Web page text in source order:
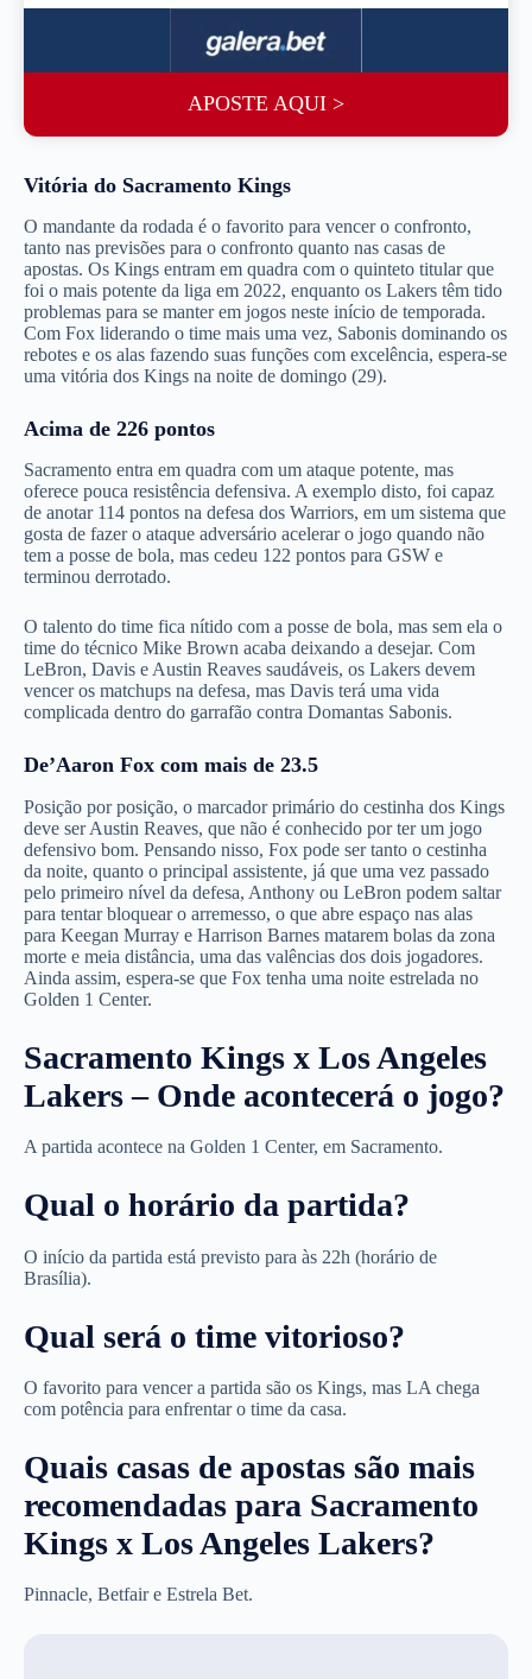
APOSTE AQUI >
Vitória do Sacramento Kings
O mandante da rodada é o favorito para vencer o confronto,
tanto nas previsões para o confronto quanto nas casas de
apostas. Os Kings entram em quadra com o quinteto titular que
foi o mais potente da liga em 2022, enquanto os Lakers têm tido
problemas para se manter em jogos neste início de temporada.
Com Fox liderando o time mais uma vez, Sabonis dominando os
rebotes e os alas fazendo suas funções com excelência, espera-se
uma vitória dos Kings na noite de domingo (29).
Acima de 226 pontos
Sacramento entra em quadra com um ataque potente, mas
oferece pouca resistência defensiva. A exemplo disto, foi capaz
de anotar 114 pontos na defesa dos Warriors, em um sistema que
gosta de fazer o ataque adversário acelerar o jogo quando não
tem a posse de bola, mas cedeu 122 pontos para GSW e
terminou derrotado.
O talento do time fica nítido com a posse de bola, mas sem ela o
time do técnico Mike Brown acaba deixando a desejar. Com
LeBron, Davis e Austin Reaves saudáveis, os Lakers devem
vencer os matchups na defesa, mas Davis terá uma vida
complicada dentro do garrafão contra Domantas Sabonis.
De’Aaron Fox com mais de 23.5
Posição por posição, o marcador primário do cestinha dos Kings
deve ser Austin Reaves, que não é conhecido por ter um jogo
defensivo bom. Pensando nisso, Fox pode ser tanto o cestinha
da noite, quanto o principal assistente, já que uma vez passado
pelo primeiro nível da defesa, Anthony ou LeBron podem saltar
para tentar bloquear o arremesso, o que abre espaço nas alas
para Keegan Murray e Harrison Barnes matarem bolas da zona
morte e meia distância, uma das valências dos dois jogadores.
Ainda assim, espera-se que Fox tenha uma noite estrelada no
Golden 1 Center.
Sacramento Kings x Los Angeles
Lakers – Onde acontecerá o jogo?
A partida acontece na Golden 1 Center, em Sacramento.
Qual o horário da partida?
O início da partida está previsto para às 22h (horário de
Brasília).
Qual será o time vitorioso?
O favorito para vencer a partida são os Kings, mas LA chega
com potência para enfrentar o time da casa.
Quais casas de apostas são mais
recomendadas para Sacramento
Kings x Los Angeles Lakers?
Pinnacle, Betfair e Estrela Bet.